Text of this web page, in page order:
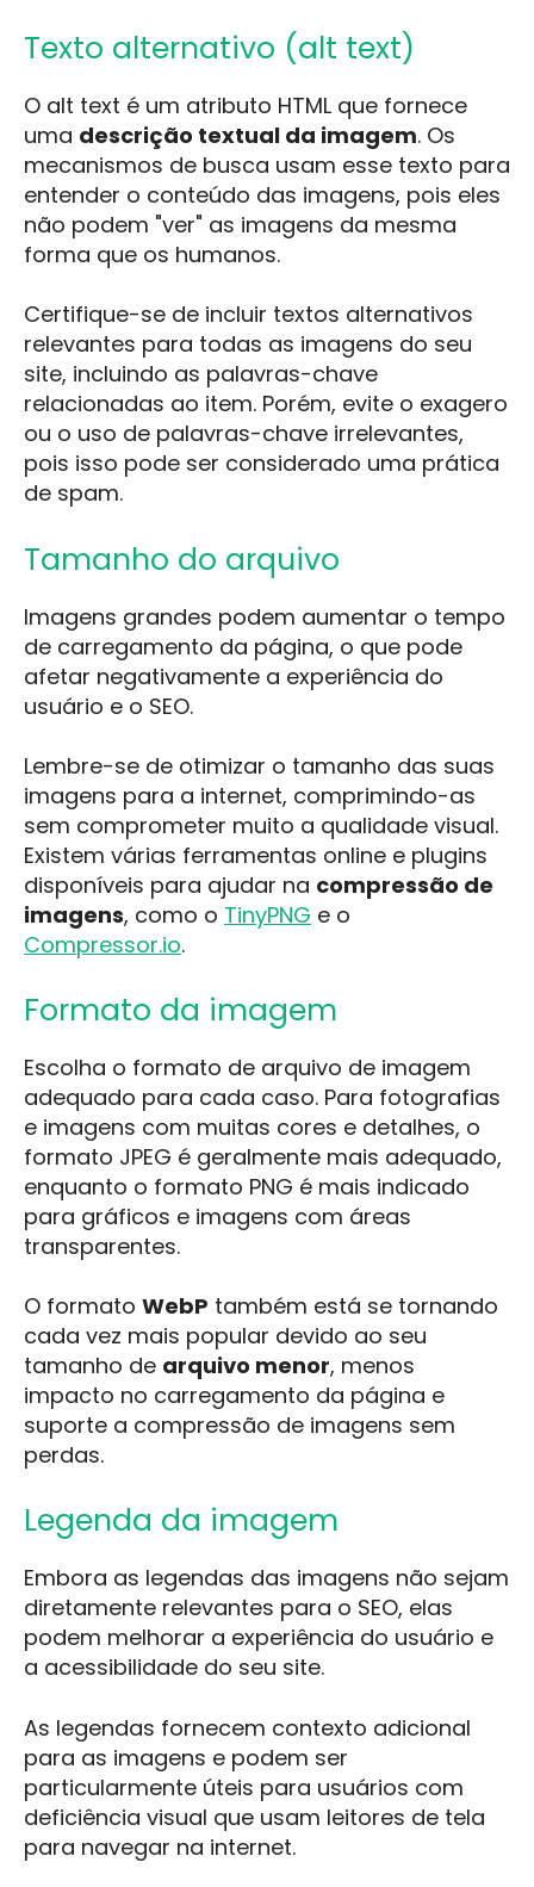
Texto alternativo (alt text)
O alt text é um atributo HTML que fornece
uma descrição textual da imagem. Os
mecanismos de busca usam esse texto para
entender o conteúdo das imagens, pois eles
não podem "ver" as imagens da mesma
forma que os humanos.
Certifique-se de incluir textos alternativos
relevantes para todas as imagens do seu
site, incluindo as palavras-chave
relacionadas ao item. Porém, evite o exagero
ou o uso de palavras-chave irrelevantes,
pois isso pode ser considerado uma prática
de spam.
Tamanho do arquivo
Imagens grandes podem aumentar o tempo
de carregamento da página, o que pode
afetar negativamente a experiência do
usuário e o SEO.
Lembre-se de otimizar o tamanho das suas
imagens para a internet, comprimindo-as
sem comprometer muito a qualidade visual.
Existem várias ferramentas online e plugins
disponíveis para ajudar na compressão de
imagens, como o TinyPNG e o
Compressor.io.
Formato da imagem
Escolha o formato de arquivo de imagem
adequado para cada caso. Para fotografias
e imagens com muitas cores e detalhes, o
formato JPEG é geralmente mais adequado,
enquanto o formato PNG é mais indicado
para gráficos e imagens com áreas
transparentes.
O formato WebP também está se tornando
cada vez mais popular devido ao seu
tamanho de arquivo menor, menos
impacto no carregamento da página e
suporte a compressão de imagens sem
perdas.
Legenda da imagem
Embora as legendas das imagens não sejam
diretamente relevantes para o SEO, elas
podem melhorar a experiência do usuário e
a acessibilidade do seu site.
As legendas fornecem contexto adicional
para as imagens e podem ser
particularmente úteis para usuários com
deficiência visual que usam leitores de tela
para navegar na internet.